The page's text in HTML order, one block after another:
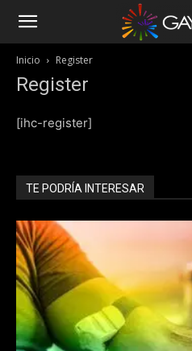
Inicio Register
Register
[ihc-register]
TE PODRÍA INTERESAR